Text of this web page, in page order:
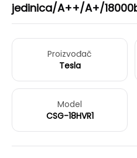
jedinica/A++/A+/
Proizvođač
Tesla
Model
CSG-18HVR1